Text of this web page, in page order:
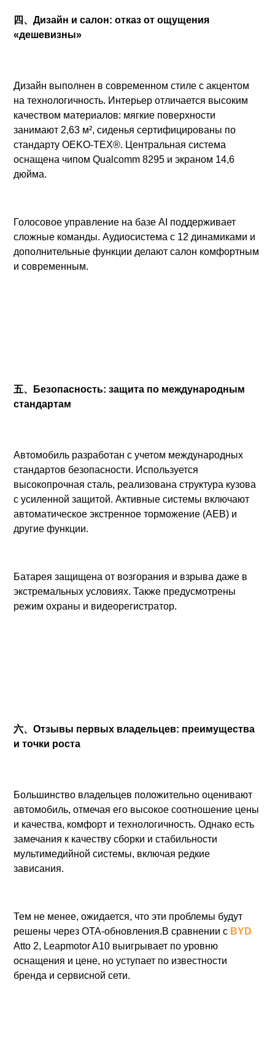
四、Дизайн и салон: отказ от ощущения
«дешевизны»
Дизайн выполнен в современном стиле с акцентом
на технологичность. Интерьер отличается высоким
качеством материалов: мягкие поверхности
занимают 2,63 м², сиденья сертифицированы по
стандарту OEKO-TEX®. Центральная система
оснащена чипом Qualcomm 8295 и экраном 14,6
дюйма.
Голосовое управление на базе AI поддерживает
сложные команды. Аудиосистема с 12 динамиками и
дополнительные функции делают салон комфортным
и современным.
五、Безопасность: защита по международным
стандартам
Автомобиль разработан с учетом международных
стандартов безопасности. Используется
высокопрочная сталь, реализована структура кузова
с усиленной защитой. Активные системы включают
автоматическое экстренное торможение (AEB) и
другие функции.
Батарея защищена от возгорания и взрыва даже в
экстремальных условиях. Также предусмотрены
режим охраны и видеорегистратор.
六、Отзывы первых владельцев: преимущества
и точки роста
Большинство владельцев положительно оценивают
автомобиль, отмечая его высокое соотношение цены
и качества, комфорт и технологичность. Однако есть
замечания к качеству сборки и стабильности
мультимедийной системы, включая редкие
зависания.
Тем не менее, ожидается, что эти проблемы будут
решены через OTA-обновления.В сравнении с BYD
Atto 2, Leapmotor A10 выигрывает по уровню
оснащения и цене, но уступает по известности
бренда и сервисной сети.